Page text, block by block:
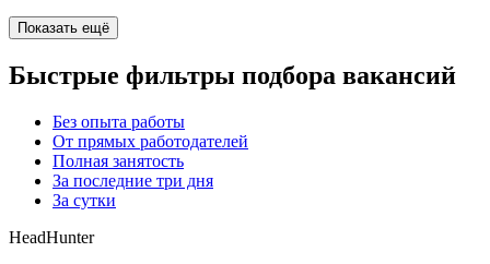
Показать ещё
Быстрые фильтры подбора вакансий
Без опыта работы
От прямых работодателей
Полная занятость
За последние три дня
За сутки
HeadHunter